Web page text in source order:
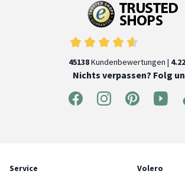
45138Kundenbewertungen | 4.22
Nichts verpassen? Folg
Service Volero